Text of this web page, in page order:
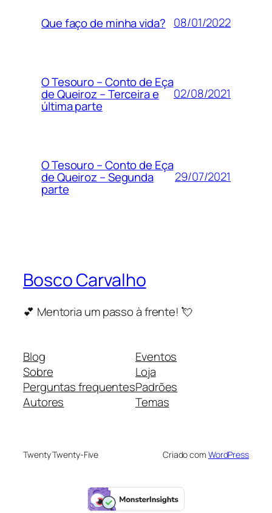
Que faço de minha vida? 08/01/2022
O Tesouro – Conto de Eça
de Queiroz – Terceira e
última parte
02/08/2021
O Tesouro – Conto de Eça
de Queiroz – Segunda
parte
29/07/2021
Bosco Carvalho
💕 Mentoria um passo à frente! 💘
Blog
Sobre
Perguntas frequentes
Autores
Eventos
Loja
Padrões
Temas
Twenty Twenty-Five Criado com WordPress